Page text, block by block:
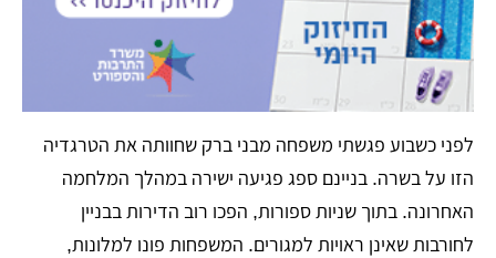
​לפני כשבוע פגשתי משפחה מבני ברק שחוותה את הטרגדיה
הזו על בשרה. בניינם ספג פגיעה ישירה במהלך המלחמה
האחרונה. בתוך שניות ספורות, הפכו רוב הדירות בבניין
לחורבות שאינן ראויות למגורים. המשפחות פונו למלונות,